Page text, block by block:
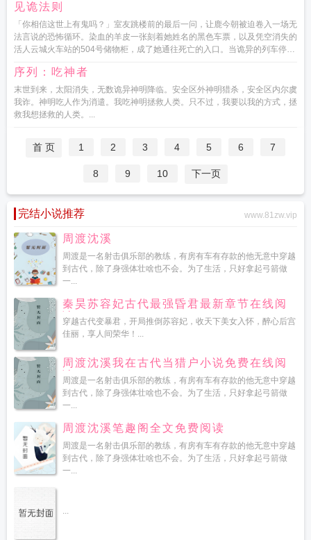
见诡法则
「你相信这世上有鬼吗？」室友跳楼前的最后一问，让鹿今朝被迫卷入一场无
法言说的恐怖循环。染血的羊皮一张刻着她姓名的黑色车票，以及凭空消失的
活人云城火车站的504号储物柜，成了她通往死亡的入口。当诡异的列车停在
序列：吃神者
末世到来，太阳消失，无数诡异神明降临。安全区外神明猎杀，安全区内尔虞
我诈。神明吃人作为消遣。我吃神明拯救人类。只不过，我要以我的方式，拯
救我想拯救的人类。...
首 页 1 2 3 4 5 6 7
8 9 10 下一页
完结小说推荐 www.81zw.vip
周渡沈溪
周渡是一名射击俱乐部的教练，有房有车有存款的他无意中穿越
到古代，除了身强体壮啥也不会。为了生活，只好拿起弓箭做
一...
秦昊苏容妃古代最强昏君最新章节在线阅
读
穿越古代变暴君，开局推倒苏容妃，收天下美女入怀，醉心后宫
佳丽，享人间荣华！...
周渡沈溪我在古代当猎户小说免费在线阅
读
周渡是一名射击俱乐部的教练，有房有车有存款的他无意中穿越
到古代，除了身强体壮啥也不会。为了生活，只好拿起弓箭做
一...
周渡沈溪笔趣阁全文免费阅读
周渡是一名射击俱乐部的教练，有房有车有存款的他无意中穿越
到古代，除了身强体壮啥也不会。为了生活，只好拿起弓箭做
一...
...